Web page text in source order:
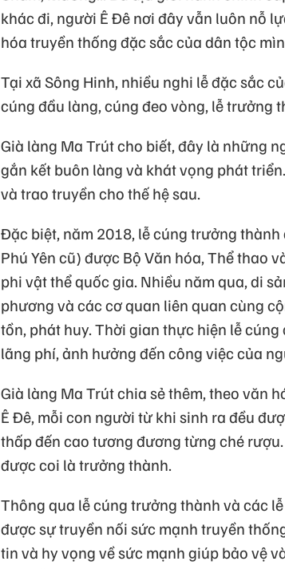
khác đi, người Ê Đê nơi đây vẫn luôn nỗ
hóa truyền thống đặc sắc của dân tộc
Tại xã Sông Hinh, nhiều nghi lễ đặc sắc
cúng đầu làng, cúng đeo vòng, lễ trưởng
Già làng Ma Trút cho biết, đây là những
gắn kết buôn làng và khát vọng phát
và trao truyền cho thế hệ sau.
Đặc biệt, năm 2018, lễ cúng trưởng
Phú Yên cũ) được Bộ Văn hóa, Thể thao
phi vật thể quốc gia. Nhiều năm qua, di
phương và các cơ quan liên quan cùng
tồn, phát huy. Thời gian thực hiện lễ
lãng phí, ảnh hưởng đến công việc của
Già làng Ma Trút chia sẻ thêm, theo văn
Ê Đê, mỗi con người từ khi sinh ra đều
thấp đến cao tương đương từng ché
được coi là trưởng thành.
Thông qua lễ cúng trưởng thành và các
được sự truyền nối sức mạnh truyền
tin và hy vọng về sức mạnh giúp bảo vệ